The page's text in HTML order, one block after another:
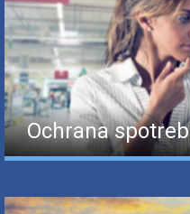
Ochrana